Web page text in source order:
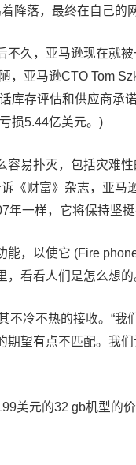
降落，最终在自己的
不久，亚马逊现在就
，亚马逊CTO Tom
库存评估和供应商承
损5.44亿美元。)
容易扑灭，包括灾难
《财富》杂志，亚
一样，它将保持坚挺
能，以使它 (Fire
，看看人们是怎么想的
不冷不热的接收。“我
望有点不匹配。我
美元的32 gb机型的